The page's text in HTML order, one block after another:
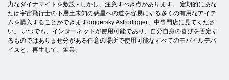
力なダイナマイトを敷設 - しかし、注意すべき点があります。 定期的にあな
たは宇宙飛行士の下層土未知の惑星への道を容易にする多くの有用なアイテ
ムを購入することができますdiggersky Astrodigger、中専門店に見てくださ
い。 いつでも、インターネットが使用可能であり、自分自身の喜びを否定す
るものではありませ分がある任意の場所で使用可能なすべてのモバイルデバ
イスと、再生して、鉱業。